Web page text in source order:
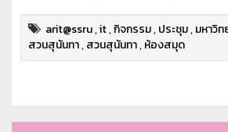
arit@ssru,it,กิจกรรม,ประชุม,มหาวิ
สวนสุนันทา,สวนสุนันทา,ห้องสมุด